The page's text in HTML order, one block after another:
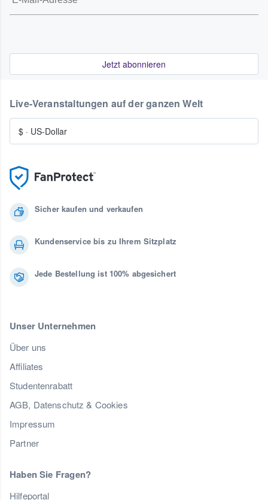
Jetzt abonnieren
Sicher kaufen und verkaufen
Kundenservice bis zu Ihrem Sitzplatz
Jede Bestellung ist 100% abgesichert
Unser Unternehmen
Über uns
Affiliates
Studentenrabatt
AGB, Datenschutz & Cookies
Impressum
Partner
Haben Sie Fragen?
Hilfeportal
Live-Veranstaltungen auf der ganzen Welt
$ · US-Dollar